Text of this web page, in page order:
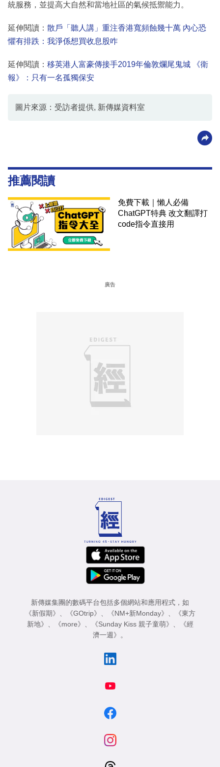
統服務，並提高大自然和當地社區的氣候抵禦能力。
延伸閱讀： 散戶「聽人講」重注香港寬頻蝕幾十萬 內心恐
懼有排跌：我淨係想買收息股咋
延伸閱讀： 移英港人富豪傳接手2019年倫敦爛尾鬼城 《衛
報》：只有一名孤獨保安
圖片來源：受訪者提供, 新傳媒資料室
推薦閱讀
免費下載｜懶人必備
ChatGPT特典 改文翻譯打
code指令直接用
廣告
新傳媒集團的數碼平台包括多個網站和應用程式，如
《新假期》 、 《GOtrip》 、 《NM+新Monday》 、
《東方
新地》 、 《more》 、 《Sunday Kiss 親子童萌》 、
《經
濟一週》 。